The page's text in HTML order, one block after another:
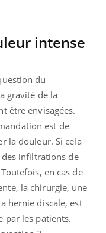
intense
du
gravité de la
être envisagées.
est de
la douleur. Si cela
infiltrations de
en cas de
la chirurgie, une
hernie discale, est
par les patients.